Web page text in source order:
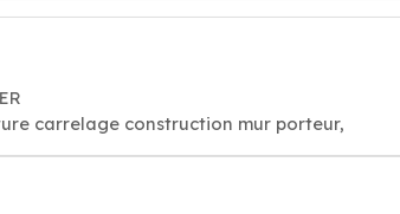
carrelage construction mur porteur,